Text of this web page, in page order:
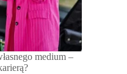
medium –